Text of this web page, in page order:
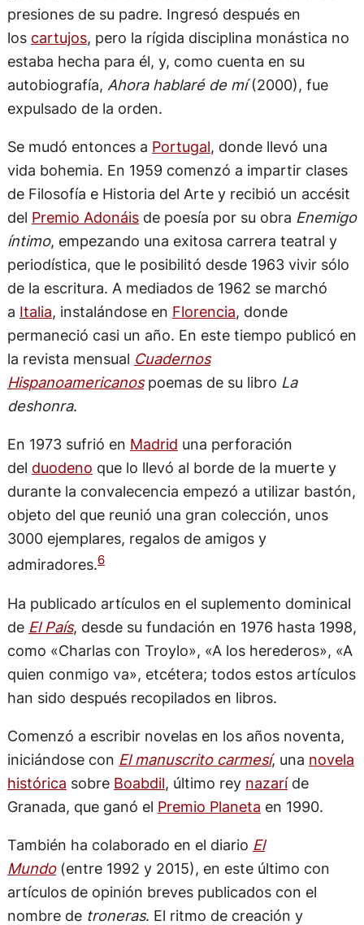
presiones de su padre. Ingresó después en
los cartujos, pero la rígida disciplina monástica no
estaba hecha para él, y, como cuenta en su
autobiografía, Ahora hablaré de mí(2000), fue
expulsado de la orden.
Se mudó entonces a Portugal, donde llevó una
vida bohemia. En 1959 comenzó a impartir clases
de Filosofía e Historia del Arte y recibió un accésit
del Premio Adonáisde poesía por su obra Enemigo
íntimo, empezando una exitosa carrera teatral y
periodística, que le posibilitó desde 1963 vivir sólo
de la escritura. A mediados de 1962 se marchó
a Italia, instalándose en Florencia, donde
permaneció casi un año. En este tiempo publicó en
la revista mensual Cuadernos
Hispanoamericanospoemas de su libro La
deshonra.
En 1973 sufrió en Madrid una perforación
del duodeno que lo llevó al borde de la muerte y
durante la convalecencia empezó a utilizar bastón,
objeto del que reunió una gran colección, unos
3000 ejemplares, regalos de amigos y
admiradores.6
Ha publicado artículos en el suplemento dominical
de El País, desde su fundación en 1976 hasta 1998,
como «Charlas con Troylo», «A los herederos», «A
quien conmigo va», etcétera; todos estos artículos
han sido después recopilados en libros.
Comenzó a escribir novelas en los años noventa,
iniciándose con El manuscrito carmesí, una novela
histórica sobre Boabdil, último rey nazaríde
Granada, que ganó el Premio Planeta en 1990.
También ha colaborado en el diario El
Mundo(entre 1992 y 2015), en este último con
artículos de opinión breves publicados con el
nombre de troneras. El ritmo de creación y